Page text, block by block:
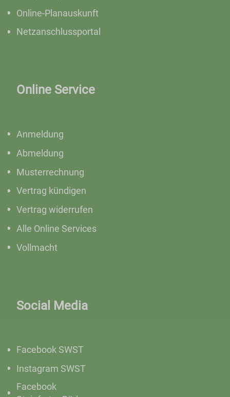
Online-Planauskunft
Netzanschlussportal
Online Service
Anmeldung
Abmeldung
Musterrechnung
Vertrag kündigen
Vertrag widerrufen
Alle Online Services
Vollmacht
Social Media
Facebook SWST
Instagram SWST
Facebook